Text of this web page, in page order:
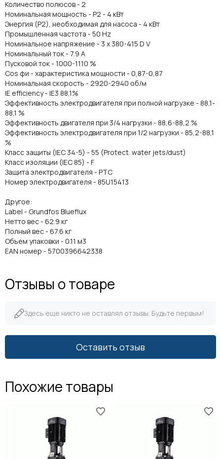
Количество полюсов - 2
Номинальная мощность - P2 - 4 кВт
Энергия (Р2), необходимая для насоса - 4 кВт
Промышленная частота - 50 Hz
Номинальное напряжение - 3 x 380-415 D V
Номинальный ток - 7.9 A
Пусковой ток - 1000-1110 %
Cos фи - характеристика мощности - 0,87-0,87
Номинальная скорость - 2920-2940 об/м
IE efficiency - IE3 88,1%
Эффективность электродвигателя при полной нагрузке - 88,1-
88,1 %
Эффективность двигателя при 3/4 нагрузки - 88,6-88,2 %
Эффективность электродвигателя при 1/2 нагрузки - 85,2-88,1
%
Класс защиты (IEC 34-5) - 55 (Protect. water jets/dust)
Класс изоляции (IEC 85) - F
Защита электродвигателя - PTC
Номер электродвигателя - 85U15413
Другое:
Label - Grundfos Blueflux
Нетто вес - 62.9 кг
Полный вес - 67.6 кг
Объем упаковки - 0.11 м3
EAN номер - 5700396642338
Отзывы о товаре
Здесь еще никто не оставлял отзывы. Будьте первым!
Оставить отзыв
Похожие товары